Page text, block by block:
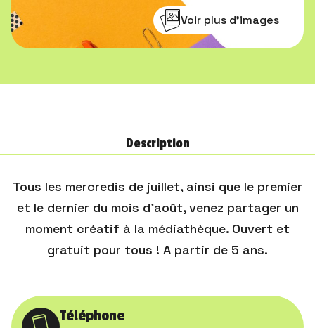
Voir plus d'images
Description
Tous les mercredis de juillet, ainsi que le premier
et le dernier du mois d'août, venez partager un
moment créatif à la médiathèque. Ouvert et
gratuit pour tous ! A partir de 5 ans.
Téléphone